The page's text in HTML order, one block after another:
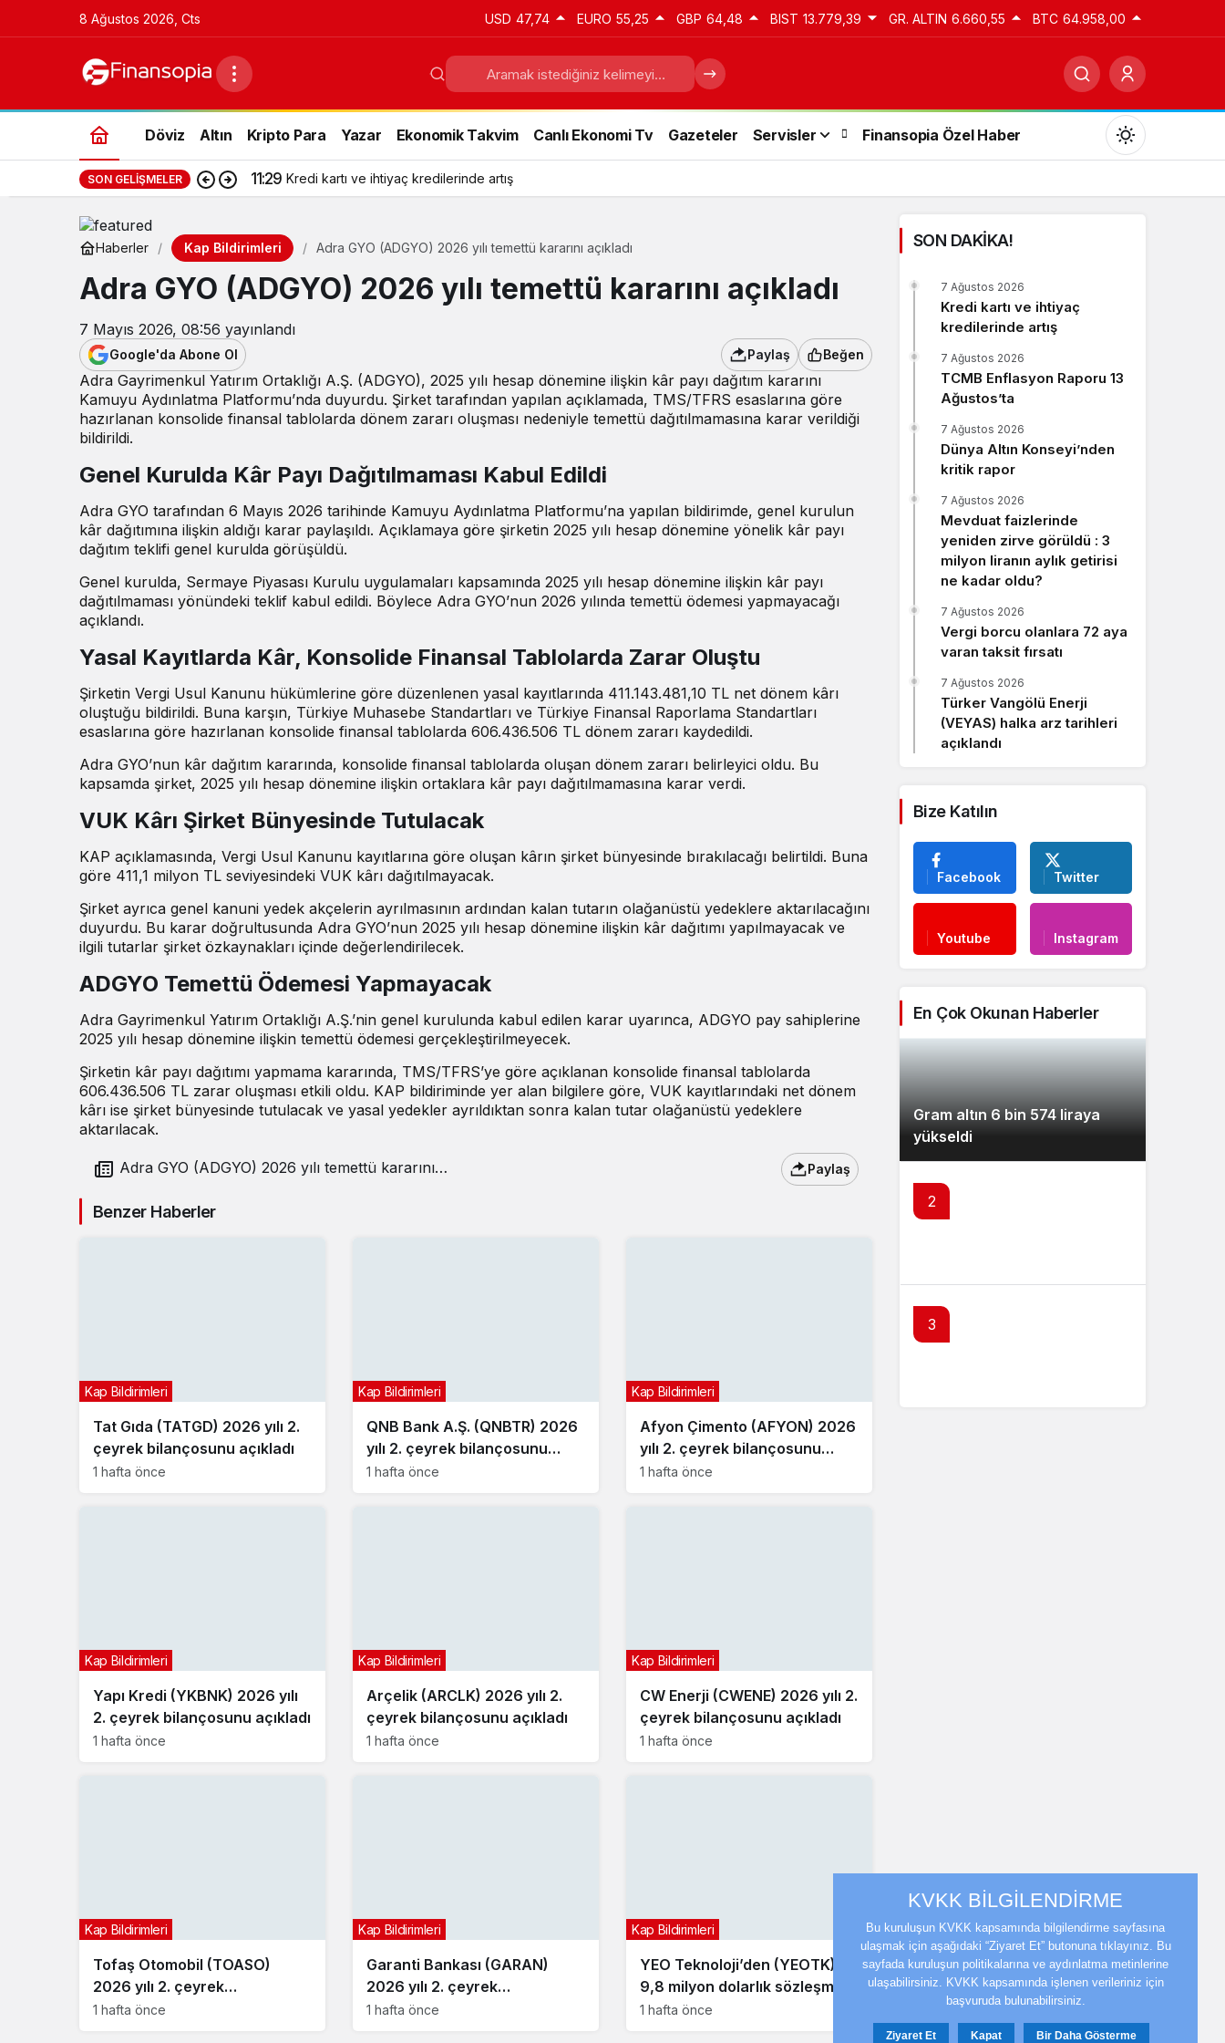
8 Ağustos 2026, Cts USD 47,74 EURO 55,25 GBP 64,48 BIST 13.779,39 GR. ALTIN 6.660,55 BTC 64.958,00
Döviz Altın Kripto Para Yazar Ekonomik Takvim Canlı Ekonomi Tv Gazeteler Servisler Finansopia Özel Haber
Gündüz modunu seçin.
Gece Modu
Gece modunu seçin.
Sistem Modu
Sistem modunu seçin.
SON GELIŞMELER 11:29 Kredi kartı ve ihtiyaç kredilerinde artış
Haberler Kap Bildirimleri Adra GYO (ADGYO) 2026 yılı temettü kararını açıkladı
Adra GYO (ADGYO) 2026 yılı temettü kararını açıkladı
7 Mayıs 2026, 08:56 yayınlandı
Google'da Abone Ol Paylaş Beğen
Adra Gayrimenkul Yatırım Ortaklığı A.Ş. (ADGYO), 2025 yılı hesap dönemine ilişkin kâr payı dağıtım kararını
Kamuyu Aydınlatma Platformu’nda duyurdu. Şirket tarafından yapılan açıklamada, TMS/TFRS esaslarına göre
hazırlanan konsolide finansal tablolarda dönem zararı oluşması nedeniyle temettü dağıtılmamasına karar verildiği
bildirildi.
Genel Kurulda Kâr Payı Dağıtılmaması Kabul Edildi
Adra GYO tarafından 6 Mayıs 2026 tarihinde Kamuyu Aydınlatma Platformu’na yapılan bildirimde, genel kurulun
kâr dağıtımına ilişkin aldığı karar paylaşıldı. Açıklamaya göre şirketin 2025 yılı hesap dönemine yönelik kâr payı
dağıtım teklifi genel kurulda görüşüldü.
Genel kurulda, Sermaye Piyasası Kurulu uygulamaları kapsamında 2025 yılı hesap dönemine ilişkin kâr payı
dağıtılmaması yönündeki teklif kabul edildi. Böylece Adra GYO’nun 2026 yılında temettü ödemesi yapmayacağı
açıklandı.
Yasal Kayıtlarda Kâr, Konsolide Finansal Tablolarda Zarar Oluştu
Şirketin Vergi Usul Kanunu hükümlerine göre düzenlenen yasal kayıtlarında 411.143.481,10 TL net dönem kârı
oluştuğu bildirildi. Buna karşın, Türkiye Muhasebe Standartları ve Türkiye Finansal Raporlama Standartları
esaslarına göre hazırlanan konsolide finansal tablolarda 606.436.506 TL dönem zararı kaydedildi.
Adra GYO’nun kâr dağıtım kararında, konsolide finansal tablolarda oluşan dönem zararı belirleyici oldu. Bu
kapsamda şirket, 2025 yılı hesap dönemine ilişkin ortaklara kâr payı dağıtılmamasına karar verdi.
VUK Kârı Şirket Bünyesinde Tutulacak
KAP açıklamasında, Vergi Usul Kanunu kayıtlarına göre oluşan kârın şirket bünyesinde bırakılacağı belirtildi. Buna
göre 411,1 milyon TL seviyesindeki VUK kârı dağıtılmayacak.
Şirket ayrıca genel kanuni yedek akçelerin ayrılmasının ardından kalan tutarın olağanüstü yedeklere aktarılacağını
duyurdu. Bu karar doğrultusunda Adra GYO’nun 2025 yılı hesap dönemine ilişkin kâr dağıtımı yapılmayacak ve
ilgili tutarlar şirket özkaynakları içinde değerlendirilecek.
ADGYO Temettü Ödemesi Yapmayacak
Adra Gayrimenkul Yatırım Ortaklığı A.Ş.’nin genel kurulunda kabul edilen karar uyarınca, ADGYO pay sahiplerine
2025 yılı hesap dönemine ilişkin temettü ödemesi gerçekleştirilmeyecek.
Şirketin kâr payı dağıtımı yapmama kararında, TMS/TFRS’ye göre açıklanan konsolide finansal tablolarda
606.436.506 TL zarar oluşması etkili oldu. KAP bildiriminde yer alan bilgilere göre, VUK kayıtlarındaki net dönem
kârı ise şirket bünyesinde tutulacak ve yasal yedekler ayrıldıktan sonra kalan tutar olağanüstü yedeklere
aktarılacak.
Paylaş
Benzer Haberler
Tat Gıda (TATGD) 2026 yılı 2.
çeyrek bilançosunu açıkladı
Kap Bildirimleri
1 hafta önce
QNB Bank A.Ş. (QNBTR) 2026
yılı 2. çeyrek bilançosunu
açıkladı
Kap Bildirimleri
1 hafta önce
Afyon Çimento (AFYON) 2026
yılı 2. çeyrek bilançosunu
açıkladı
Kap Bildirimleri
1 hafta önce
Yapı Kredi (YKBNK) 2026 yılı
2. çeyrek bilançosunu açıkladı
Kap Bildirimleri
1 hafta önce
Arçelik (ARCLK) 2026 yılı 2.
çeyrek bilançosunu açıkladı
Kap Bildirimleri
1 hafta önce
CW Enerji (CWENE) 2026 yılı 2.
çeyrek bilançosunu açıkladı
Kap Bildirimleri
1 hafta önce
Tofaş Otomobil (TOASO)
2026 yılı 2. çeyrek
bilançosunu açıkladı
Kap Bildirimleri
1 hafta önce
Garanti Bankası (GARAN)
2026 yılı 2. çeyrek
bilançosunu açıkladı
Kap Bildirimleri
1 hafta önce
YEO Teknoloji’den (YEOTK)
9,8 milyon dolarlık sözleşme
Kap Bildirimleri
1 hafta önce
SON DAKİKA!
Kredi kartı ve ihtiyaç
kredilerinde artış
7 Ağustos 2026
TCMB Enflasyon Raporu 13
Ağustos’ta
7 Ağustos 2026
Dünya Altın Konseyi’nden
kritik rapor
7 Ağustos 2026
Mevduat faizlerinde
yeniden zirve görüldü : 3
milyon liranın aylık getirisi
ne kadar oldu?
7 Ağustos 2026
Vergi borcu olanlara 72 aya
varan taksit fırsatı
7 Ağustos 2026
Türker Vangölü Enerji
(VEYAS) halka arz tarihleri
açıklandı
7 Ağustos 2026
Bize Katılın
Facebook Twitter
Youtube Instagram
En Çok Okunan Haberler
Gram altın 6 bin 574 liraya
yükseldi
2
3
KVKK BİLGİLENDİRME
Bu kuruluşun KVKK kapsamında bilgilendirme sayfasına
ulaşmak için aşağıdaki “Ziyaret Et” butonuna tıklayınız. Bu
sayfada kuruluşun politikalarına ve aydınlatma metinlerine
ulaşabilirsiniz. KVKK kapsamında işlenen verileriniz için
başvuruda bulunabilirsiniz.
Ziyaret Et Kapat Bir Daha Gösterme